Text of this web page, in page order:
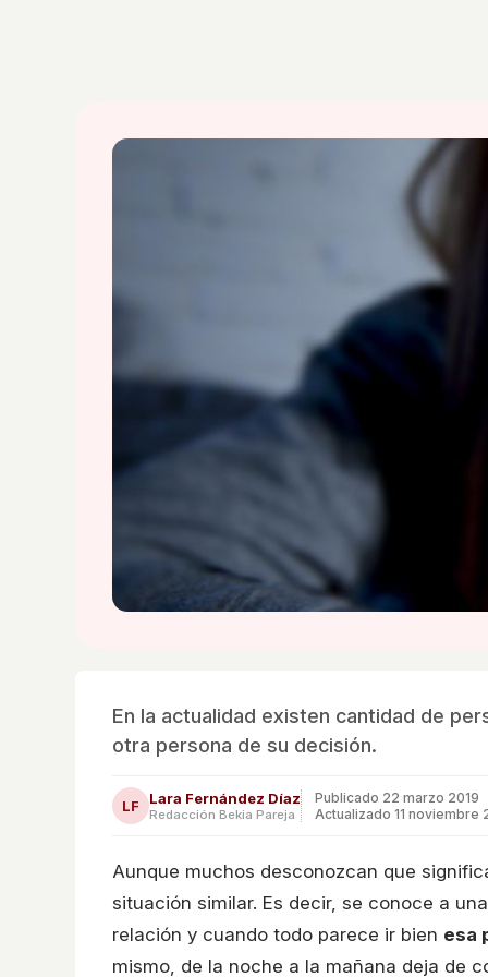
En la actualidad existen cantidad de
otra persona de su decisión.
LF Lara Fernández Díaz
Redacción Bekia Pareja
Publicado 22 marzo 2019
Actualizado 11 noviembre
Aunque muchos desconozcan que
situación similar. Es decir, se conoce a
relación y cuando todo parece ir bien esa
mismo, de la noche a la mañana deja de